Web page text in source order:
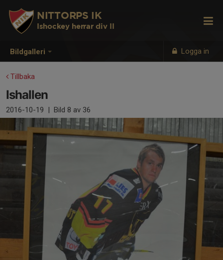
Bildgalleri Logga in
NITTORPS IK
Ishockey herrar div II
Tillbaka
Ishallen
2016-10-19 | Bild 8 av 36